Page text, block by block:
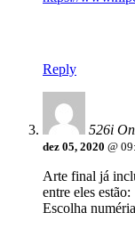
Reply
526i
dez 05, 2020 @
Arte final já
entre eles estão:
Escolha